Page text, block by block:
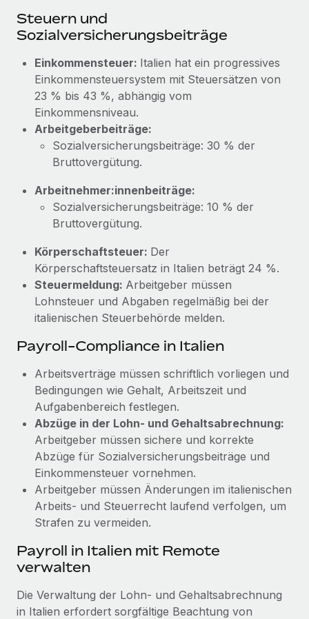
Phiture ist der unumstrittene Marktführer im Bereich der
Wachstumsberatung für mobile Apps. Das...
Mehr erfahren
Steuern und
Sozialversicherungsbeiträge
Einkommensteuer: Italien hat ein progressives
Einkommensteuersystem mit Steuersätzen von
23 % bis 43 %, abhängig vom
Einkommensniveau.
Arbeitgeberbeiträge:
Sozialversicherungsbeiträge: 30 % der
Bruttovergütung.
Arbeitnehmer:innenbeiträge:
Sozialversicherungsbeiträge: 10 % der
Bruttovergütung.
Körperschaftsteuer: Der
Körperschaftsteuersatz in Italien beträgt 24 %.
Steuermeldung: Arbeitgeber müssen
Lohnsteuer und Abgaben regelmäßig bei der
italienischen Steuerbehörde melden.
Payroll-Compliance in Italien
Arbeitsverträge müssen schriftlich vorliegen und
Bedingungen wie Gehalt, Arbeitszeit und
Aufgabenbereich festlegen.
Abzüge in der Lohn- und Gehaltsabrechnung:
Arbeitgeber müssen sichere und korrekte
Abzüge für Sozialversicherungsbeiträge und
Einkommensteuer vornehmen.
Arbeitgeber müssen Änderungen im italienischen
Arbeits- und Steuerrecht laufend verfolgen, um
Strafen zu vermeiden.
Payroll in Italien mit Remote
verwalten
Die Verwaltung der Lohn- und Gehaltsabrechnung
in Italien erfordert sorgfältige Beachtung von